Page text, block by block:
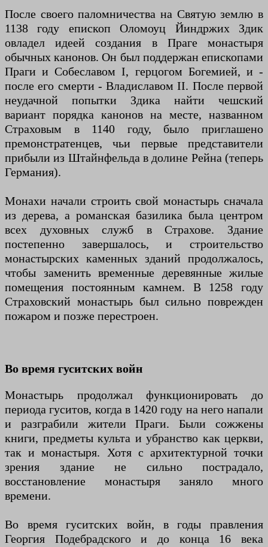
После своего паломничества на Святую землю в
1138 году епископ Оломоуц Йиндржих Здик
овладел идеей создания в Праге монастыря
обычных канонов. Он был поддержан епископами
Праги и Собеславом I, герцогом Богемией, и -
после его смерти - Владиславом II. После первой
неудачной попытки Здика найти чешский
вариант порядка канонов на месте, названном
Страховым в 1140 году, было приглашено
премонстратенцев, чьи первые представители
прибыли из Штайнфельда в долине Рейна (теперь
Германия).
Монахи начали строить свой монастырь сначала
из дерева, а романская базилика была центром
всех духовных служб в Страхове. Здание
постепенно завершалось, и строительство
монастырских каменных зданий продолжалось,
чтобы заменить временные деревянные жилые
помещения постоянным камнем. В 1258 году
Страховский монастырь был сильно поврежден
пожаром и позже перестроен.
Во время гуситских войн
Монастырь продолжал функционировать до
периода гуситов, когда в 1420 году на него напали
и разграбили жители Праги. Были сожжены
книги, предметы культа и убранство как церкви,
так и монастыря. Хотя с архитектурной точки
зрения здание не сильно пострадало,
восстановление монастыря заняло много
времени.
Во время гуситских войн, в годы правления
Георгия Подебрадского и до конца 16 века